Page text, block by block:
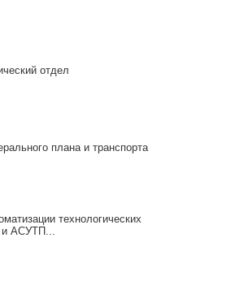
отдел
плана и транспорта
технологических
и АСУТП...